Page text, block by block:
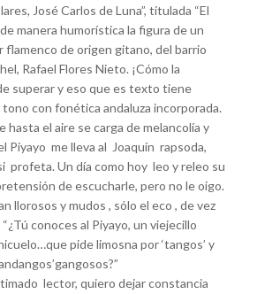
José Carlos de Luna”, titulada “El
manera humorística la figura de un
flamenco de origen gitano, del barrio
Rafael Flores Nieto. ¡Cómo la
superar y eso que es texto tiene
con fonética andaluza incorporada.
hasta el aire se carga de melancolía y
Piyayo me lleva al Joaquín rapsoda,
profeta. Un día como hoy leo y releo su
de escucharle, pero no le oigo.
llorosos y mudos , sólo el eco , de vez
conoces al Piyayo, un viejecillo
pide limosna por ‘tangos’ y
lector, quiero dejar constancia